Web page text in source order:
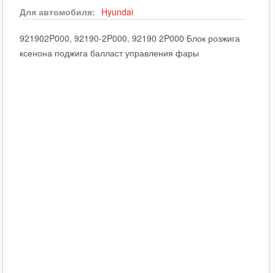
Для автомобиля: Hyundai
921902P000, 92190-2P000, 92190 2P000 Блок розжига
ксенона поджига балласт управления фары